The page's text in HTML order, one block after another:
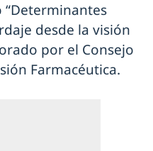
desde la visión
por el Consejo
Farmacéutica.